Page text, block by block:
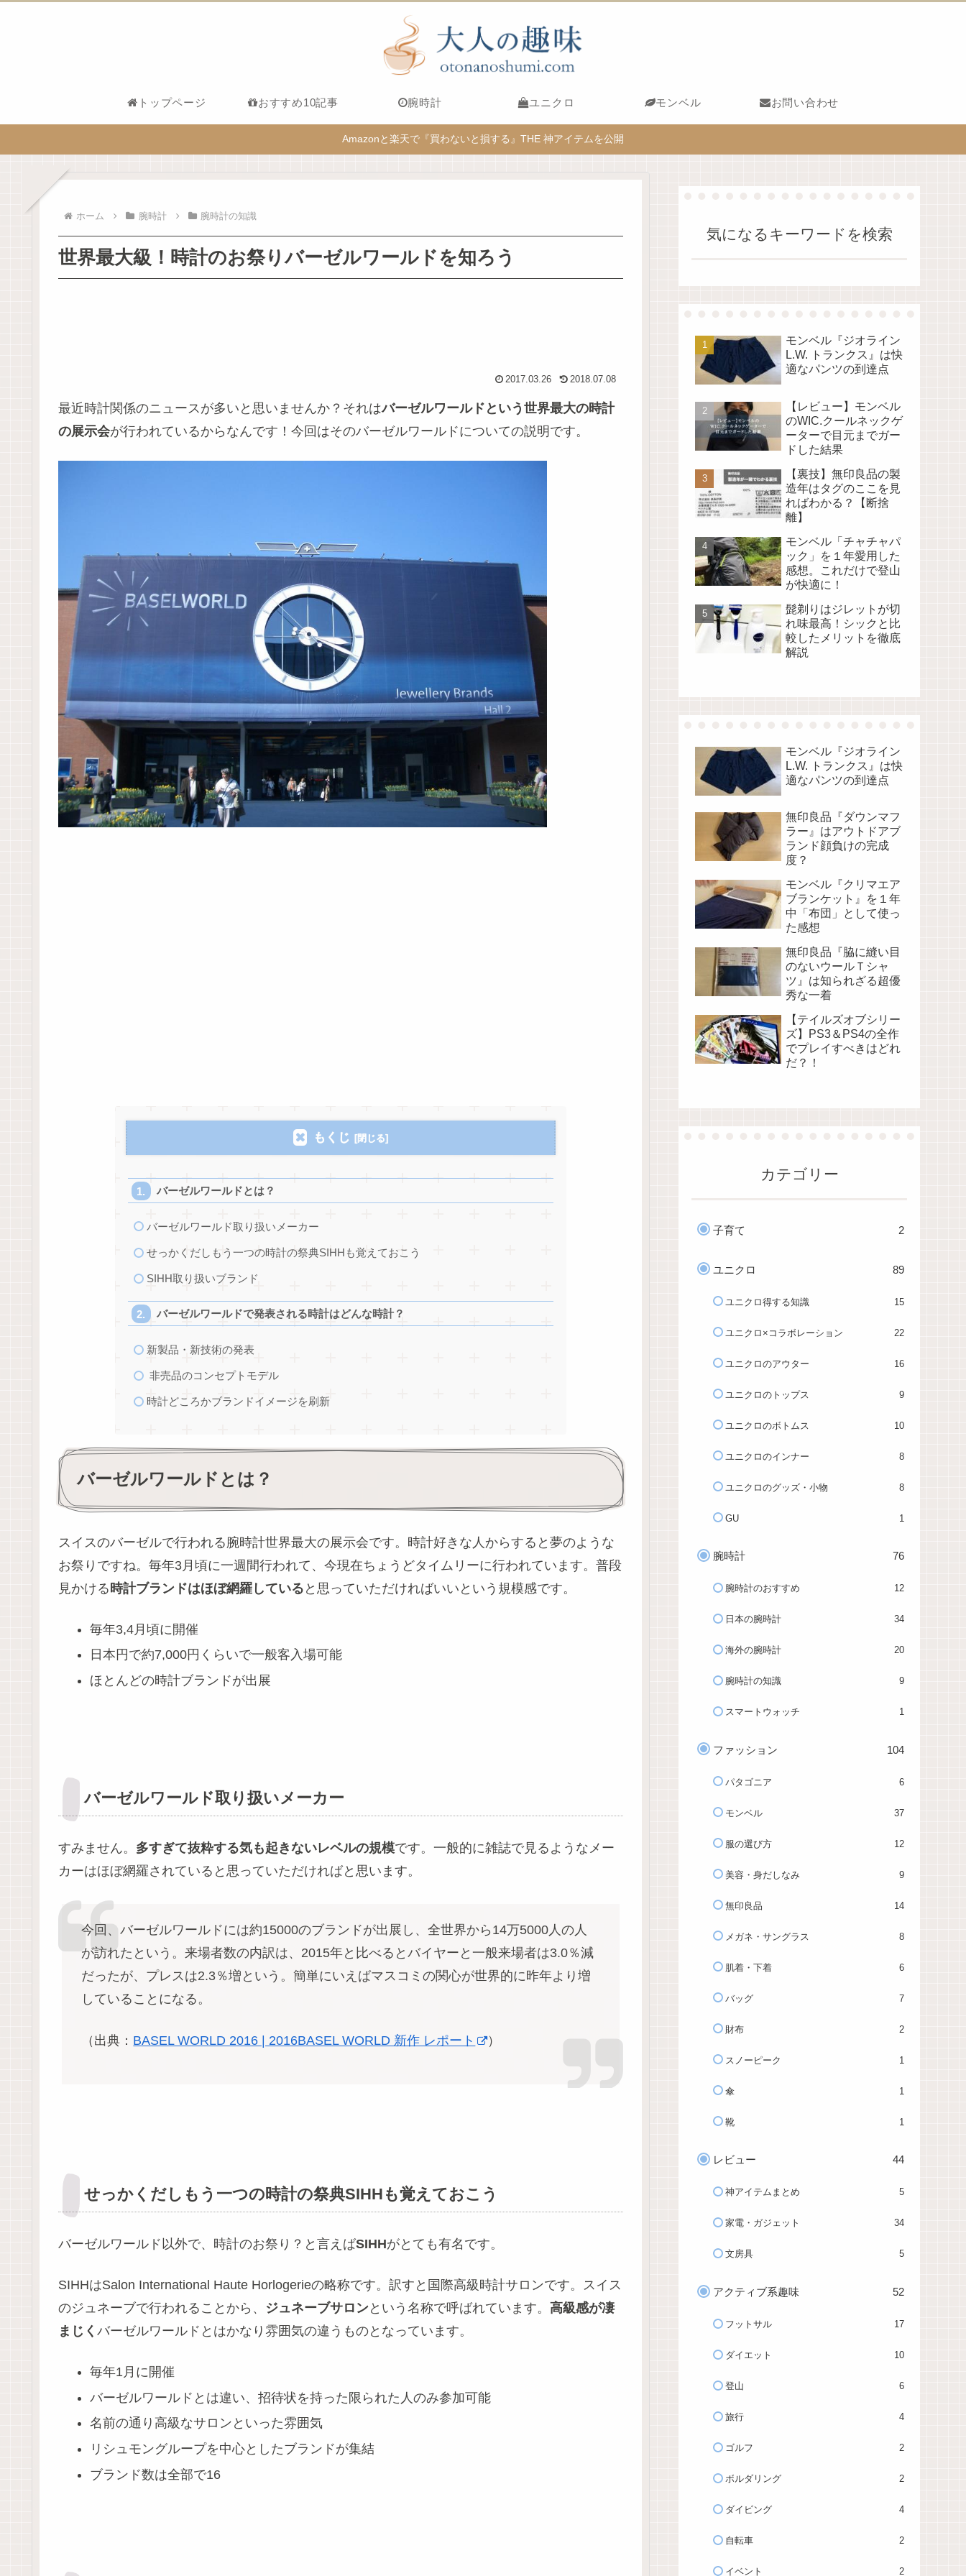
トップページ おすすめ10記事 腕時計 ユニクロ モンベル お問い合わせ
Amazonと楽天で『買わないと損する』THE 神アイテムを公開
ホーム 腕時計 腕時計の知識
世界最大級！時計のお祭りバーゼルワールドを知ろう
2017.03.26 2018.07.08
最近時計関係のニュースが多いと思いませんか？それはバーゼルワールドという世界最大の時計
の展示会が行われているからなんです！今回はそのバーゼルワールドについての説明です。
もくじ
バーゼルワールドとは？
バーゼルワールド取り扱いメーカー
せっかくだしもう一つの時計の祭典SIHHも覚えておこう
SIHH取り扱いブランド
バーゼルワールドで発表される時計はどんな時計？
新製品・新技術の発表
非売品のコンセプトモデル
時計どころかブランドイメージを刷新
バーゼルワールドとは？
スイスのバーゼルで行われる腕時計世界最大の展示会です。時計好きな人からすると夢のような
お祭りですね。毎年3月頃に一週間行われて、今現在ちょうどタイムリーに行われています。普段
見かける 時計ブランドはほぼ網羅している と思っていただければいいという規模感です。
毎年3,4月頃に開催
日本円で約7,000円くらいで一般客入場可能
ほとんどの時計ブランドが出展
バーゼルワールド取り扱いメーカー
すみません。 多すぎて抜粋する気も起きないレベルの規模です。一般的に雑誌で見るようなメー
カーはほぼ網羅されていると思っていただければと思います。
今回、バーゼルワールドには約15000のブランドが出展し、全世界から14万5000人の人
が訪れたという。来場者数の内訳は、2015年と比べるとバイヤーと一般来場者は3.0％減
だったが、プレスは2.3％増という。簡単にいえばマスコミの関心が世界的に昨年より増
していることになる。
（出典： BASEL WORLD 2016 | 2016BASEL WORLD 新作 レポート ）
せっかくだしもう一つの時計の祭典SIHHも覚えておこう
バーゼルワールド以外で、時計のお祭り？と言えばSIHHがとても有名です。
SIHHはSalon International Haute Horlogerieの略称です。訳すと国際高級時計サロンです。スイス
のジュネーブで行われることから、 ジュネーブサロンという名称で呼ばれています。 高級感が凄
まじく バーゼルワールドとはかなり雰囲気の違うものとなっています。
毎年1月に開催
バーゼルワールドとは違い、招待状を持った限られた人のみ参加可能
名前の通り高級なサロンといった雰囲気
リシュモングループを中心としたブランドが集結
ブランド数は全部で16
気になるキーワードを検索
モンベル『ジオライン
L.W. トランクス』は快
適なパンツの到達点
【レビュー】モンベル
のWIC.クールネックゲ
ーターで目元までガー
ドした結果
【裏技】無印良品の製
造年はタグのここを見
ればわかる？【断捨
離】
モンベル「チャチャパ
ック」を１年愛用した
感想。これだけで登山
が快適に！
髭剃りはジレットが切
れ味最高！シックと比
較したメリットを徹底
解説
モンベル『ジオライン
L.W. トランクス』は快
適なパンツの到達点
無印良品『ダウンマフ
ラー』はアウトドアブ
ランド顔負けの完成
度？
モンベル『クリマエア
ブランケット』を１年
中「布団」として使っ
た感想
無印良品『脇に縫い目
のないウールＴシャ
ツ』は知られざる超優
秀な一着
【テイルズオブシリー
ズ】PS3＆PS4の全作
でプレイすべきはどれ
だ？！
カテゴリー
子育て 2
ユニクロ 89
ユニクロ得する知識 15
ユニクロ×コラボレーション 22
ユニクロのアウター 16
ユニクロのトップス 9
ユニクロのボトムス 10
ユニクロのインナー 8
ユニクロのグッズ・小物 8
GU 1
腕時計 76
腕時計のおすすめ 12
日本の腕時計 34
海外の腕時計 20
腕時計の知識 9
スマートウォッチ 1
ファッション 104
パタゴニア 6
モンベル 37
服の選び方 12
美容・身だしなみ 9
無印良品 14
メガネ・サングラス 8
肌着・下着 6
バッグ 7
財布 2
スノーピーク 1
傘 1
靴 1
レビュー 44
神アイテムまとめ 5
家電・ガジェット 34
文房具 5
アクティブ系趣味 52
フットサル 17
ダイエット 10
登山 6
旅行 4
ゴルフ 2
ボルダリング 2
ダイビング 4
自転車 2
イベント 2